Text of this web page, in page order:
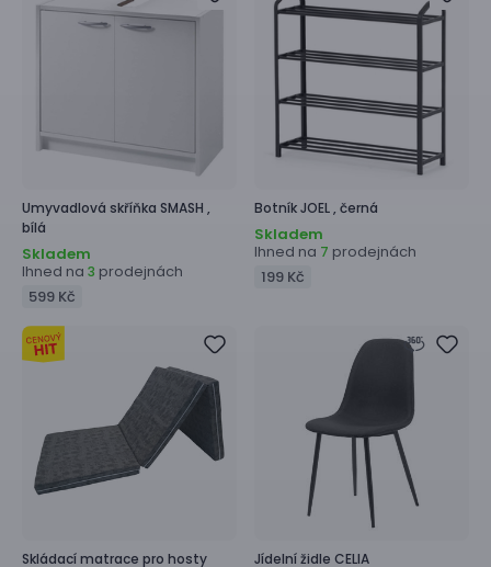
Umyvadlová skříňka SMASH ,
bílá
Skladem
Ihned na 3 prodejnách
599 Kč
BotníkJOEL , černá
Skladem
Ihned na 7 prodejnách
199 Kč
Skládací matrace pro hosty Jídelní židle CELIA